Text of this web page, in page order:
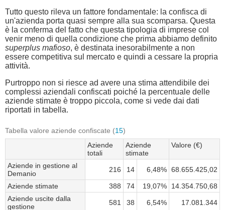
Tutto questo rileva un fattore fondamentale: la confisca di
un'azienda porta quasi sempre alla sua scomparsa. Questa
è la conferma del fatto che questa tipologia di imprese col
venir meno di quella condizione che prima abbiamo definito
superplus mafioso, è destinata inesorabilmente a non
essere competitiva sul mercato e quindi a cessare la propria
attività.
Purtroppo non si riesce ad avere una stima attendibile dei
complessi aziendali confiscati poiché la percentuale delle
aziende stimate è troppo piccola, come si vede dai dati
riportati in tabella.
Tabella valore aziende confiscate (15)
Aziende
totali
Aziende
stimate
Valore (€)
Aziende in gestione al
Demanio
216 14 6,48% 68.655.425,02
Aziende stimate 388 74 19,07%
14.354.750,68
Aziende uscite dalla
gestione
581 38 6,54% 17.081.344